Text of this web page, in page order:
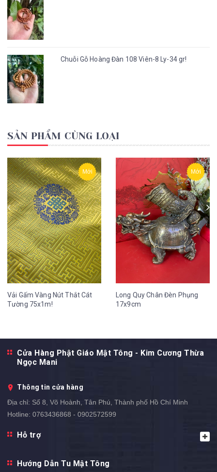
Chuỗi Gỗ Hoàng Đàn 108 Viên-8 Ly-34 gr!
SẢN PHẨM CÙNG LOẠI
Mới
Vải Gấm Vàng Nút Thắt Cát
Tường 75x1m!
Mới
Long Quy Chân Đèn Phụng
17x9cm
Cửa Hàng Phật Giáo Mật Tông - Kim Cương Thừa
Ngọc Mani
Thông tin cửa hàng
Địa chỉ: Số 8, Võ Hoành, Tân Phú, Thành phố Hồ Chí Minh
Hotline: 0763436868 - 0902572599
Hỗ trợ
Hướng Dẫn Tu Mật Tông